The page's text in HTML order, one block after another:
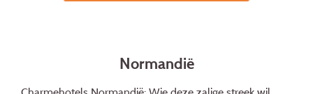
Normandië